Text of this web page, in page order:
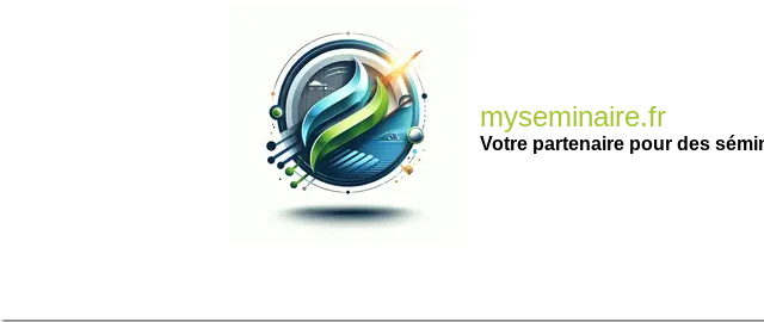
myseminaire.fr
Votre partenaire pour des